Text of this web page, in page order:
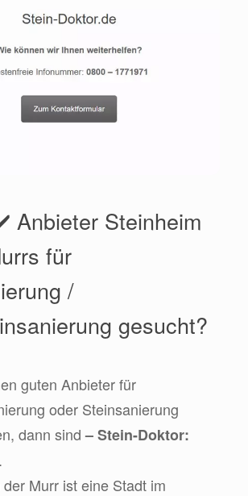
Anbieter Steinheim
für
/
gesucht?
guten Anbieter für
oder Steinsanierung
dann sind– Stein-Doktor:
Murr ist eine Stadt im